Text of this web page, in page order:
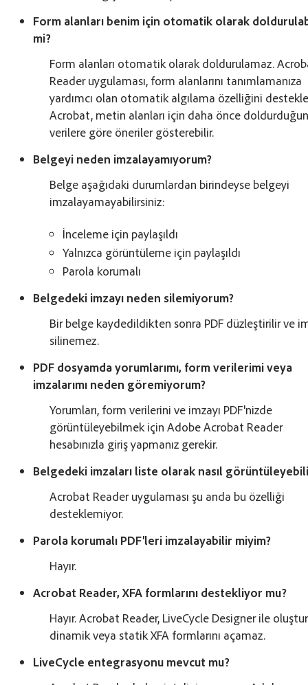
Form alanları benim için otomatik olarak
mi?
Form alanları otomatik olarak doldurulamaz.
Reader uygulaması, form alanlarını tanımlamanıza
yardımcı olan otomatik algılama özelliğini
Acrobat, metin alanları için daha önce
verilere göre öneriler gösterebilir.
Belgeyi neden imzalayamıyorum?
Belge aşağıdaki durumlardan birindeyse belgeyi
imzalayamayabilirsiniz:
İnceleme için paylaşıldı
Yalnızca görüntüleme için paylaşıldı
Parola korumalı
Belgedeki imzayı neden silemiyorum?
Bir belge kaydedildikten sonra PDF düzleştirilir ve
silinemez.
PDF dosyamda yorumlarımı, form verilerimi veya
imzalarımı neden göremiyorum?
Yorumları, form verilerini ve imzayı PDF'nizde
görüntüleyebilmek için Adobe Acrobat Reader
hesabınızla giriş yapmanız gerekir.
Belgedeki imzaları liste olarak nasıl
Acrobat Reader uygulaması şu anda bu özelliği
desteklemiyor.
Parola korumalı PDF'leri imzalayabilir miyim?
Hayır.
Acrobat Reader, XFA formlarını destekliyor mu?
Hayır. Acrobat Reader, LiveCycle Designer ile
dinamik veya statik XFA formlarını açamaz.
LiveCycle entegrasyonu mevcut mu?